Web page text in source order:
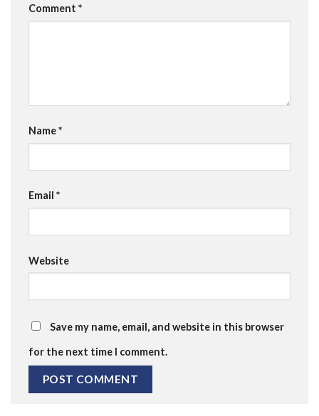
Comment *
Name*
Email *
Website
Save my name, email, and website in this browser
for the next time I comment.